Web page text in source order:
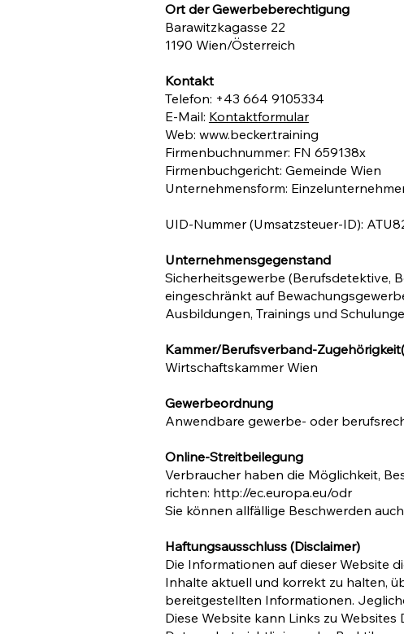
Ort der Gewerbeberechtigung
Barawitzkagasse 22
1190 Wien/Österreich
Kontakt
Telefon: +43 664 9105334
E-Mail: Kontaktformular
Web: www.becker.training
Firmenbuchnummer: FN 659138x
Firmenbuchgericht: Gemeinde Wien
Unternehmensform:
UID-Nummer (Umsatzsteuer-ID):
Unternehmensgegenstand
Sicherheitsgewerbe (Berufsdetektive,
eingeschränkt auf
Ausbildungen, Trainings und
Kammer/Berufsverband-
Wirtschaftskammer Wien
Gewerbeordnung
Anwendbare gewerbe- oder
Online-Streitbeilegung
Verbraucher haben die Möglichkeit,
richten: http://ec.europa.eu/odr
Sie können allfällige Beschwerden
Haftungsausschluss (Disclaimer)
Die Informationen auf dieser Website
Inhalte aktuell und korrekt zu halten,
bereitgestellten Informationen.
Diese Website kann Links zu